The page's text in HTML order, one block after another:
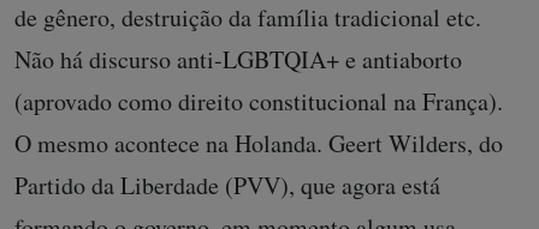
de gênero, destruição da família tradicional etc.
Não há discurso anti-LGBTQIA+ e antiaborto
(aprovado como direito constitucional na França).
O mesmo acontece na Holanda. Geert Wilders, do
Partido da Liberdade (PVV), que agora está